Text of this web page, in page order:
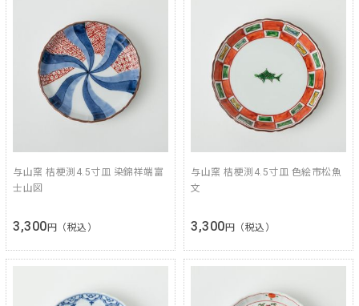
与山窯 桔梗渕4.5寸皿 染錦祥端富
士山図
3,300円（税込）
与山窯 桔梗渕4.5寸皿 色絵市松魚
文
3,300円（税込）